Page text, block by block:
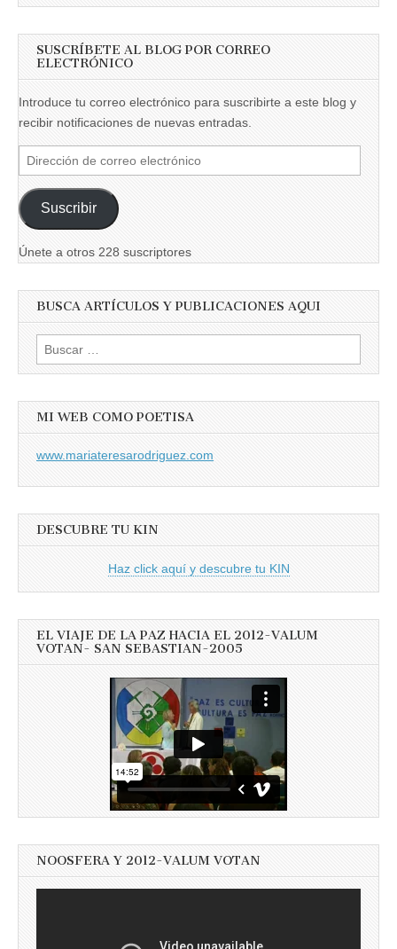
SUSCRÍBETE AL BLOG POR CORREO
ELECTRÓNICO
Introduce tu correo electrónico para suscribirte a este blog y
recibir notificaciones de nuevas entradas.
Dirección
de
correo
electrónico
Suscribir
Únete a otros 228 suscriptores
BUSCA ARTÍCULOS Y PUBLICACIONES AQUI
Buscar:
MI WEB COMO POETISA
www.mariateresarodriguez.com
DESCUBRE TU KIN
Haz click aquí y descubre tu KIN
EL VIAJE DE LA PAZ HACIA EL 2012-VALUM
VOTAN- SAN SEBASTIAN-2005
NOOSFERA Y 2012-VALUM VOTAN